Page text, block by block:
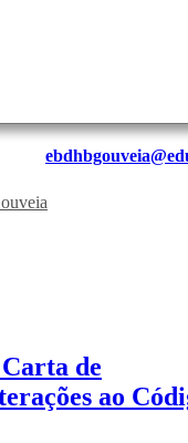
de
ao